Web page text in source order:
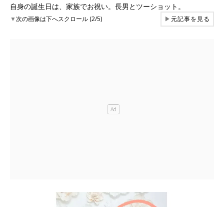
自身の誕生日は、家族でお祝い。長男とツーショット。
▼次の画像は下へスクロール (2/5) ▶元記事を見る